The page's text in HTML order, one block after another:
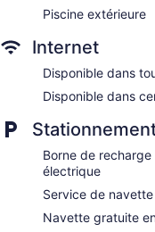
Smoking in
Bar or lounge
Bar by the pool
Dining venue
The Maya propose
pour ordinateur
matelas lit avec
chaînes spécialisées
baignoire ou
Piscine extérieure
Internet
Disponible dans
Disponible dans
Borne de
électrique
Service de
Navette gratuite